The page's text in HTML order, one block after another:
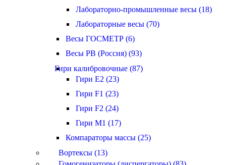
Лабораторно-промышленные весы (18)
Лабораторные весы (70)
Весы ГОСМЕТР (6)
Весы РВ (Россия) (93)
Гири калибровочные (87)
Гири E2 (23)
Гири F1 (23)
Гири F2 (24)
Гири M1 (17)
Компараторы массы (25)
Вортексы (13)